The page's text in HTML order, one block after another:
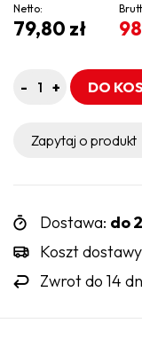
Netto:
79,80 zł
+
- DO
Zapytaj o produkt
Dostawa: do
Koszt
Zwrot do 14